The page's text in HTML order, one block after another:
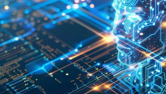
giderek daha fazla gündeme
yalnızca Amerika Birleşik
merkezleri ülke elektrik
4,4’ünden sorumluydu.
yüzde 1,5 seviyesinde.
kadar en az iki katına